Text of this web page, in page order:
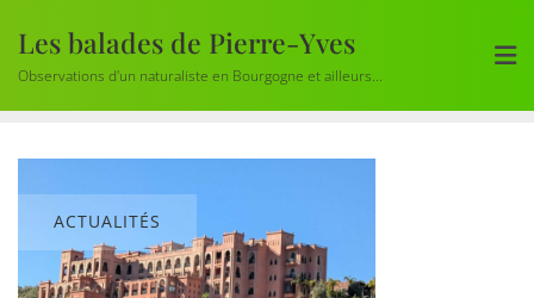
content
Les balades de Pierre-Yves
Observations d'un naturaliste en Bourgogne et ailleurs...
ACTUALITÉS